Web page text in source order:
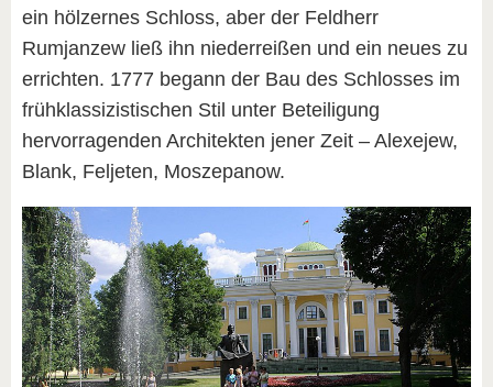
ein hölzernes Schloss, aber der Feldherr
Rumjanzew ließ ihn niederreißen und ein neues zu
errichten. 1777 begann der Bau des Schlosses im
frühklassizistischen Stil unter Beteiligung
hervorragenden Architekten jener Zeit – Alexejew,
Blank, Feljeten, Moszepanow.